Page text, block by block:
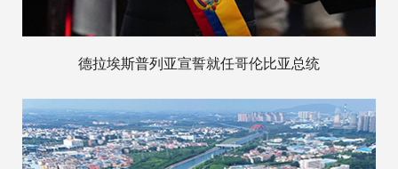
德拉埃斯普列亚宣誓就任哥伦比亚总统